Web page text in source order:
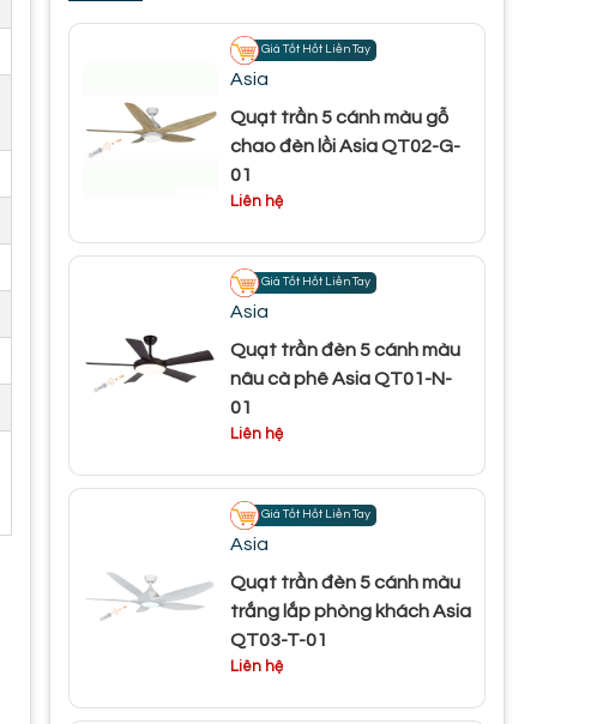
Giá Tốt Hốt Liền Tay
Asia
Quạt trần 5 cánh màu gỗ
chao đèn lồi Asia QT02-G-
01
Liên hệ
Giá Tốt Hốt Liền Tay
Asia
Quạt trần đèn 5 cánh màu
nâu cà phê Asia QT01-N-
01
Liên hệ
Giá Tốt Hốt Liền Tay
Asia
Quạt trần đèn 5 cánh màu
trắng lắp phòng khách Asia
QT03-T-01
Liên hệ